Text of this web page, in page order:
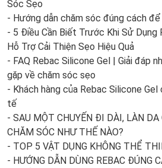
Sóc Sẹo
- Hướng dẫn chăm sóc đúng cách
- 5 Điều Cần Biết Trước Khi Sử Dụng
Hỗ Trợ Cải Thiện Sẹo Hiệu Quả
- FAQ Rebac Silicone Gel | Giải đáp
gặp về chăm sóc sẹo
- Khách hàng của Rebac Silicone
tế
- SAU MỘT CHUYẾN ĐI DÀI, LÀN
CHĂM SÓC NHƯ THẾ NÀO?
- TOP 5 VẬT DỤNG KHÔNG THỂ
- HƯỚNG DẪN DÙNG REBAC ĐÚNG